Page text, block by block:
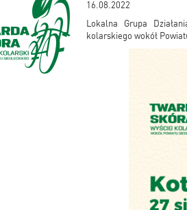
16.08.2022
Lokalna Grupa
kolarskiego wokół